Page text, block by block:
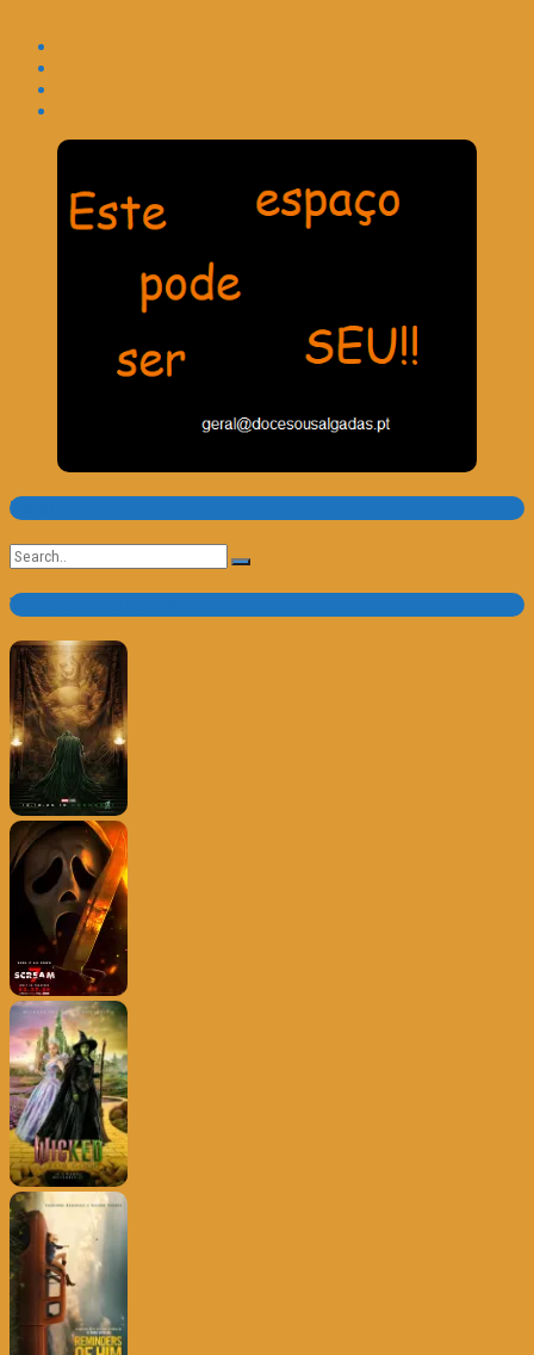
Pesquisa
Search
for:
Trailer e Poster do Dia